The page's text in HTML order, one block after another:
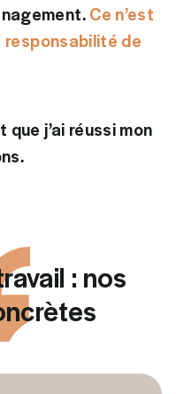
Ce n’est
de
que j’ai réussi mon
: nos